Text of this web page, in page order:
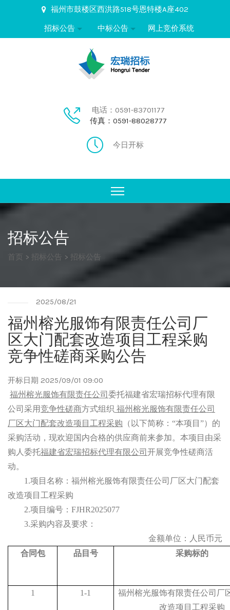
福州市鼓楼区西洪路518号恩特楼A座402
招标公告 中标公告 网上竞价系统
电话：0591-83701177
传真：0591-88028777
今日开标
招标公告
首页 > 招标公告 > 招标公告
2025/08/21
福州榕光服饰有限责任公司厂
区大门配套改造项目工程采购
竞争性磋商采购公告
开标日期 2025/09/01 09:00
福州榕光服饰有限责任公司 委托福建省宏瑞招标代理有限
公司采用竞争性磋商方式组织 福州榕光服饰有限责任公司
厂区大门配套改造项目工程采购 （以下简称： “本项目”）的
采购活动，现欢迎国内合格的供应商前来参加。本项目由采
购人委托福建省宏瑞招标代理有限公司 开展竞争性磋商活
动。
1.项目名称：福州榕光服饰有限责任公司厂区大门配套
改造项目工程采购
2.项目编号：FJHR2025077
3.采购内容及要求：
金额单位：人民币元
合同包
品目号 采购标的
1 1-1
福州榕光服饰有限责任公司厂
改造项目工程采购